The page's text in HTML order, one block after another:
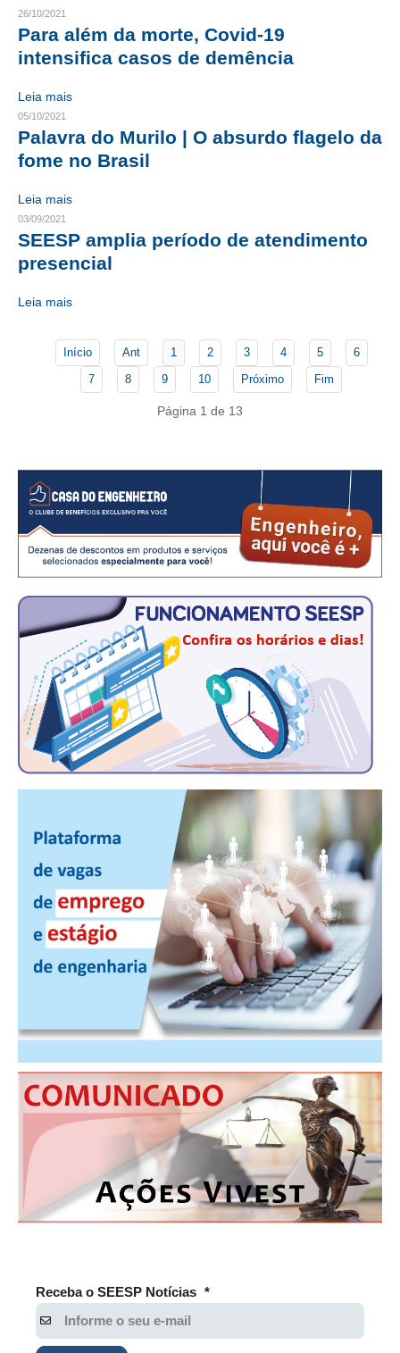
CONTATO
SEESP EDUCAÇÃO
BENEFÍCIOS
APOSENTADORIA
SEESPPREV
COMUNICAÇÃO
PALAVRA DO MURILO
NOTÍCIAS
JORNAL DO ENGENHEIRO
AGENDA
SEESP NOTÍCIAS
NOTÍCIAS NO WHATSAPP
FOTOS
PUBLICIDADE
MANUAL DE REDAÇÃO
RELEASES
CONTATO
NÚCLEO JOVEM
26/10/2021
Para além da morte, Covid-19
intensifica casos de demência
Leia mais
05/10/2021
Palavra do Murilo | O absurdo flagelo da
fome no Brasil
Leia mais
03/09/2021
SEESP amplia período de atendimento
presencial
Leia mais
Início Ant 1 2 3 4 5
6
7
8 9 10 Próximo Fim
Página 1 de 13
Receba o SEESP Notícias *